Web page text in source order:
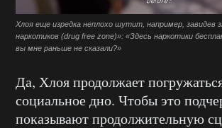
Хлоя еще изредка неплохо шутит, например, завидев
наркотиков (drug free zone)»: «Здесь наркотики
вы мне раньше не сказали?»
Да, Хлоя продолжает
социальное дно. Чтобы это
показывают продолжительную